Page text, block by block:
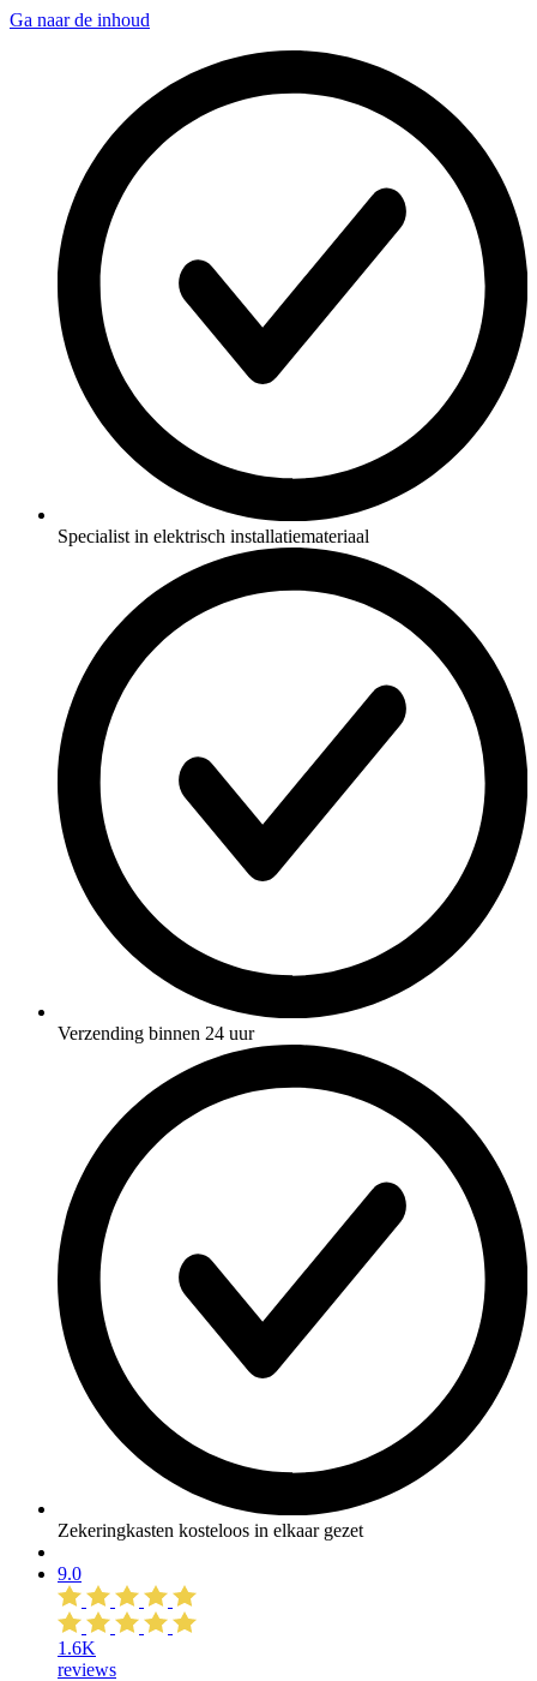
Ga naar de inhoud
Specialist in elektrisch installatiemateriaal
Verzending binnen 24 uur
Zekeringkasten kosteloos in elkaar gezet
9.0
1.6K
reviews